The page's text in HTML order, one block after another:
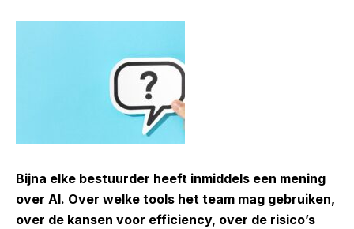
Bijna elke bestuurder heeft inmiddels een mening
over AI. Over welke tools het team mag gebruiken,
over de kansen voor efficiency, over de risico’s